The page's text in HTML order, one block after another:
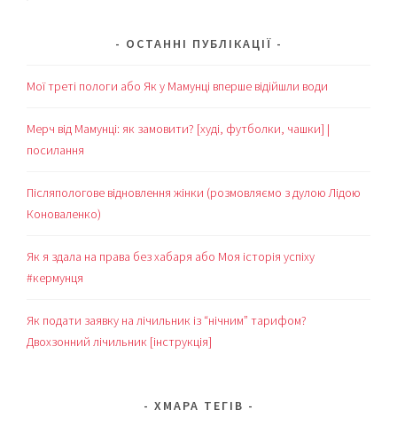
ОСТАННІ ПУБЛІКАЦІЇ
Мої треті пологи або Як у Мамунці вперше відійшли води
Мерч від Мамунці: як замовити? [худі, футболки, чашки] |
посилання
Післяпологове відновлення жінки (розмовляємо з дулою Лідою
Коноваленко)
Як я здала на права без хабаря або Моя історія успіху
#кермунця
Як подати заявку на лічильник із “нічним” тарифом?
Двохзонний лічильник [інструкція]
ХМАРА ТЕГІВ